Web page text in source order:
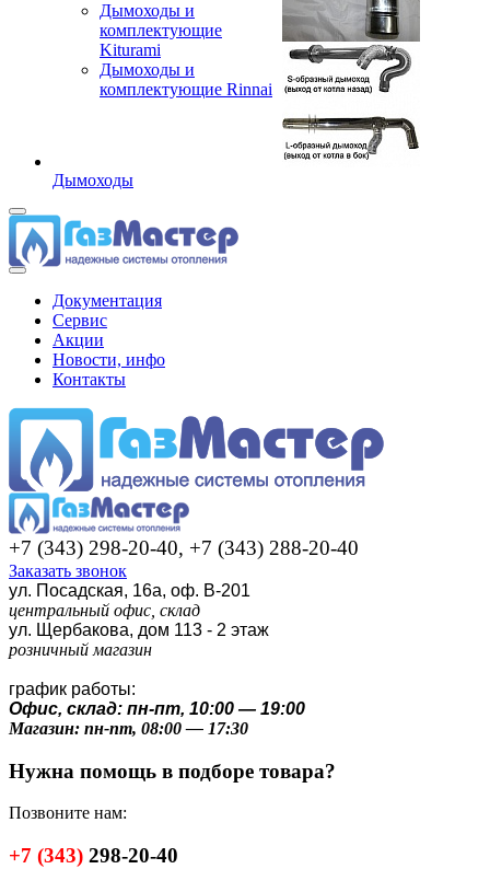
Дымоходы и
комплектующие
Kiturami
Дымоходы и
комплектующие Rinnai
Дымоходы
Документация
Сервис
Акции
Новости, инфо
Контакты
+7 (343) 298-20-40, +7 (343) 288-20-40
Заказать звонок
ул. Посадская, 16а, оф. В-201
центральный офис, склад
ул. Щербакова, дом 113 - 2 этаж
розничный магазин
график работы:
Офис, склад: пн-пт, 10:00 — 19:00
Магазин: пн-пт, 08:00 — 17:30
Нужна помощь в подборе товара?
Позвоните нам:
+7 (343) 298-20-40